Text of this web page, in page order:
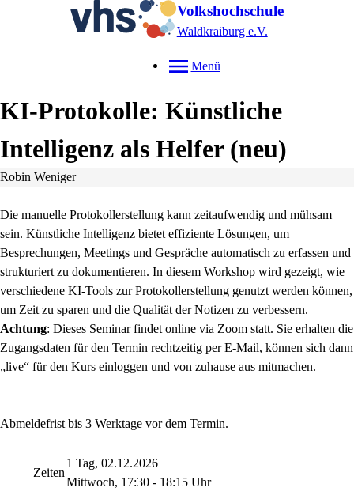
Volkshochschule
Waldkraiburg e.V.
Menü
KI-Protokolle: Künstliche
Intelligenz als Helfer neu
Robin Weniger
Die manuelle Protokollerstellung kann zeitaufwendig und mühsam
sein. Künstliche Intelligenz bietet effiziente Lösungen, um
Besprechungen, Meetings und Gespräche automatisch zu erfassen und
strukturiert zu dokumentieren. In diesem Workshop wird gezeigt, wie
verschiedene KI-Tools zur Protokollerstellung genutzt werden können,
um Zeit zu sparen und die Qualität der Notizen zu verbessern.
Achtung: Dieses Seminar findet online via Zoom statt. Sie erhalten die
Zugangsdaten für den Termin rechtzeitig per E-Mail, können sich dann
„live“ für den Kurs einloggen und von zuhause aus mitmachen.
Abmeldefrist bis 3 Werktage vor dem Termin.
Zeiten
1 Tag, 02.12.2026
Mittwoch, 17:30 - 18:15 Uhr